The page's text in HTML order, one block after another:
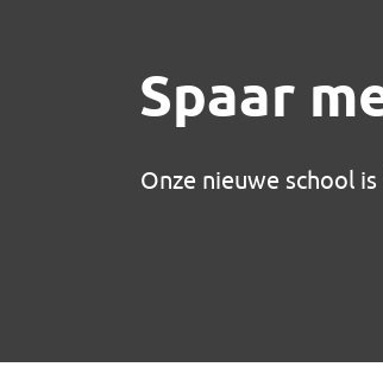
Spaar
Onze nieuwe school